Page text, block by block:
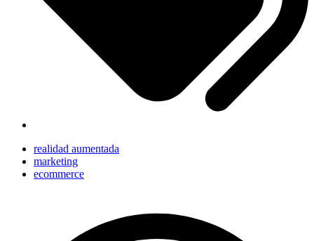
realidad aumentada
marketing
ecommerce